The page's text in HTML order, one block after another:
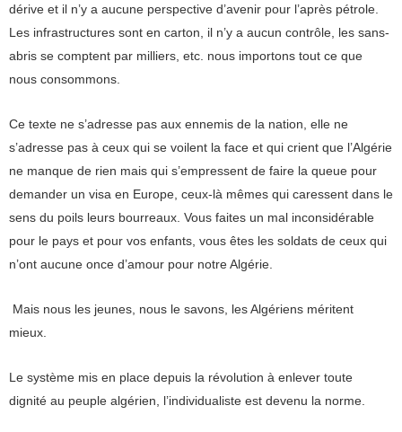
dérive et il n’y a aucune perspective d’avenir pour l’après pétrole.
Les infrastructures sont en carton, il n’y a aucun contrôle, les sans-
abris se comptent par milliers, etc. nous importons tout ce que
nous consommons.
Ce texte ne s’adresse pas aux ennemis de la nation, elle ne
s’adresse pas à ceux qui se voilent la face et qui crient que l’Algérie
ne manque de rien mais qui s’empressent de faire la queue pour
demander un visa en Europe, ceux-là mêmes qui caressent dans le
sens du poils leurs bourreaux. Vous faites un mal inconsidérable
pour le pays et pour vos enfants, vous êtes les soldats de ceux qui
n’ont aucune once d’amour pour notre Algérie.
Mais nous les jeunes, nous le savons, les Algériens méritent
mieux.
Le système mis en place depuis la révolution à enlever toute
dignité au peuple algérien, l’individualiste est devenu la norme.